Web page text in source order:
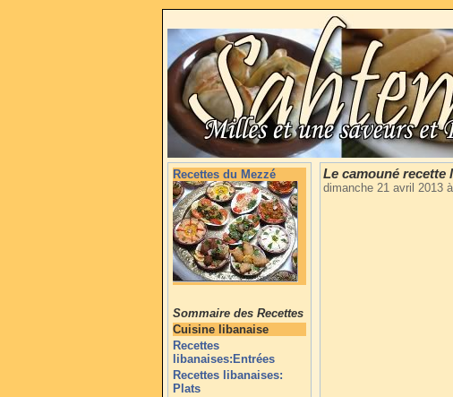
Recettes du Mezzé
Sommaire des Recettes
Cuisine libanaise
Recettes
libanaises:Entrées
Recettes libanaises:
Plats
Le camouné recette
dimanche 21 avril 2013